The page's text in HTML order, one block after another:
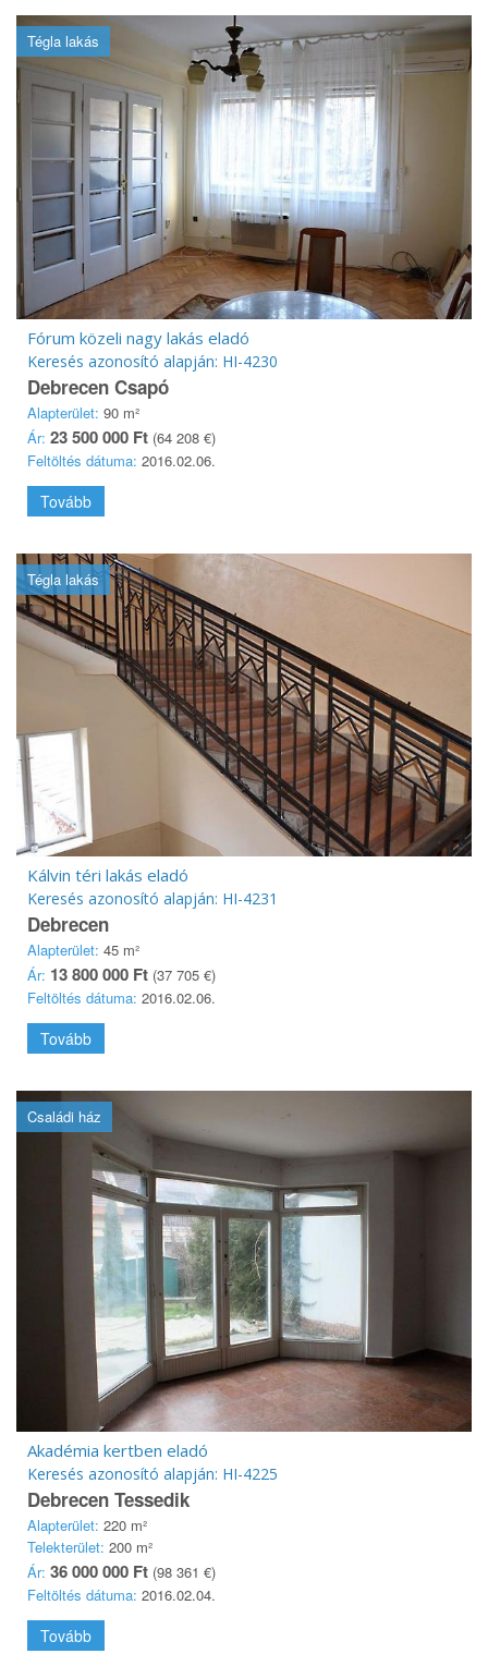
Tégla lakás
Fórum közeli nagy lakás eladó
Keresés azonosító alapján: HI-4230
Debrecen Csapó
Alapterület: 90 m²
Ár: 23 500 000 Ft (64 208 €)
Feltöltés dátuma: 2016.02.06.
Tovább
Tégla lakás
Kálvin téri lakás eladó
Keresés azonosító alapján: HI-4231
Debrecen
Alapterület: 45 m²
Ár: 13 800 000 Ft (37 705 €)
Feltöltés dátuma: 2016.02.06.
Tovább
Családi ház
Akadémia kertben eladó
Keresés azonosító alapján: HI-4225
Debrecen Tessedik
Alapterület: 220 m²
Telekterület: 200 m²
Ár: 36 000 000 Ft (98 361 €)
Feltöltés dátuma: 2016.02.04.
Tovább